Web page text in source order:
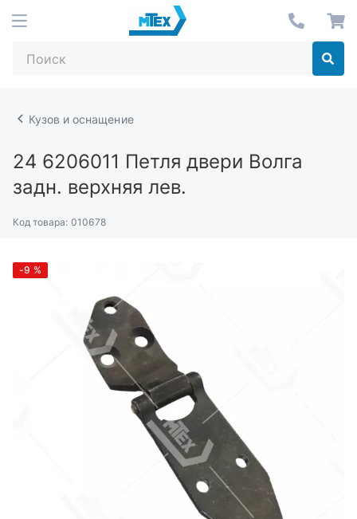
Кузов и оснащение
24 6206011 Петля двери Волга
задн. верхняя лев.
Код товара: 010678
-9 %